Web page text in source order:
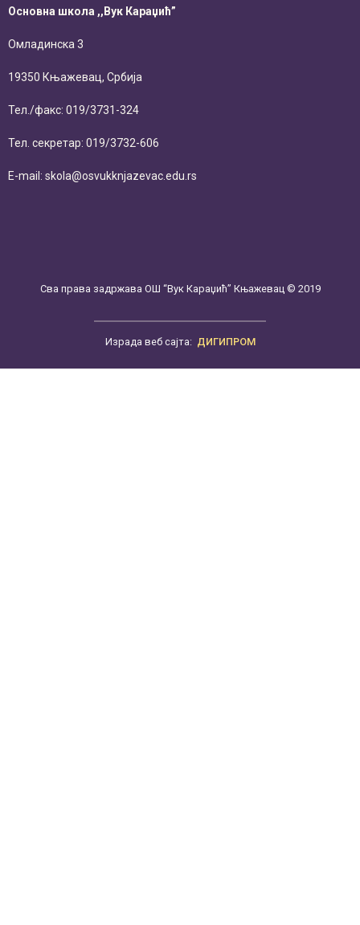
Основна школа ,,Вук Караџић”
Омладинска 3
19350 Књажевац, Србија
Тел./факс: 019/3731-324
Тел. секретар: 019/3732-606
E-mail: skola@osvukknjazevac.edu.rs
Сва права задржава ОШ “Вук Караџић” Књажевац © 2019
Израда веб сајта: ДИГИПРОМ